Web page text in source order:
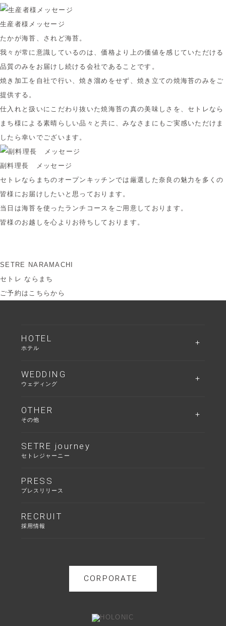
生産者様メッセージ
たかが海苔、されど海苔。
我々が常に意識しているのは、価格より上の価値を感じていただける
品質のみをお届けし続ける会社であることです。
焼き加工を自社で行い、焼き溜めをせず、焼き立ての焼海苔のみをご
提供する。
仕入れと扱いにこだわり抜いた焼海苔の真の美味しさを、セトレなら
まち様による素晴らしい品々と共に、みなさまにもご実感いただけま
したら幸いでございます。
副料理長 メッセージ
セトレならまちのオープンキッチンでは厳選した奈良の魅力を多くの
皆様にお届けしたいと思っております。
当日は海苔を使ったランチコースをご用意しております。
皆様のお越しを心よりお待ちしております。
SETRE NARAMACHI
セトレ ならまち
ご予約はこちらから
HOTEL
ホテル
WEDDING
ウェディング
OTHER
その他
SETRE journey
セトレジャーニー
PRESS
プレスリリース
RECRUIT
採用情報
CORPORATE